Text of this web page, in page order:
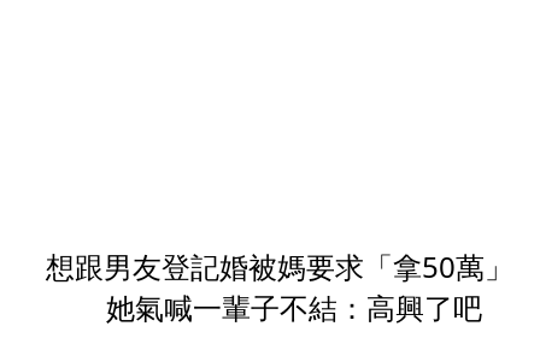
想跟男友登記婚被媽要求「拿50萬
她氣喊一輩子不結：高興了吧